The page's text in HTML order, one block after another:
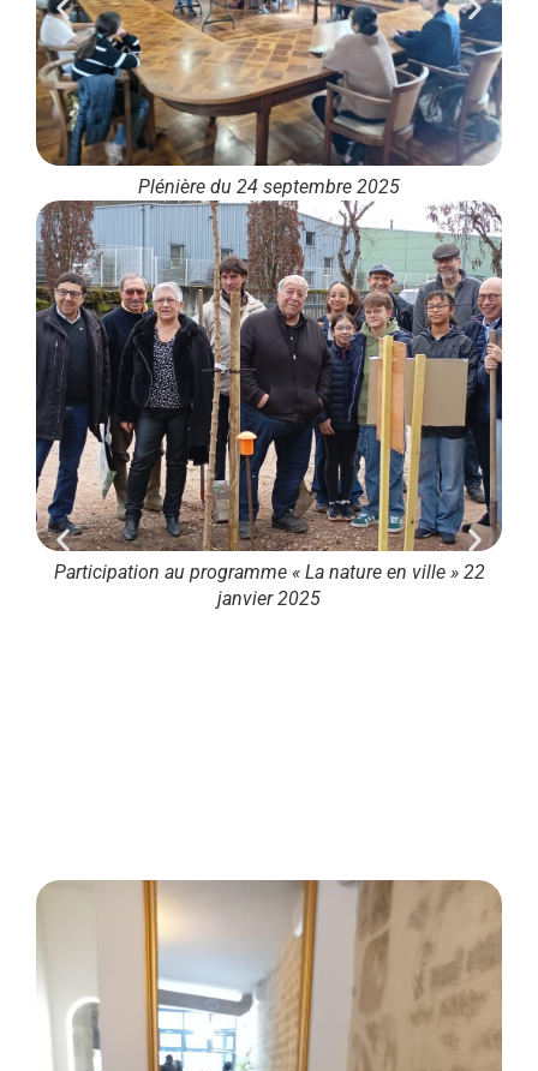
Plénière du 24 septembre 2025
Participation au programme « La nature en ville » 22
janvier 2025